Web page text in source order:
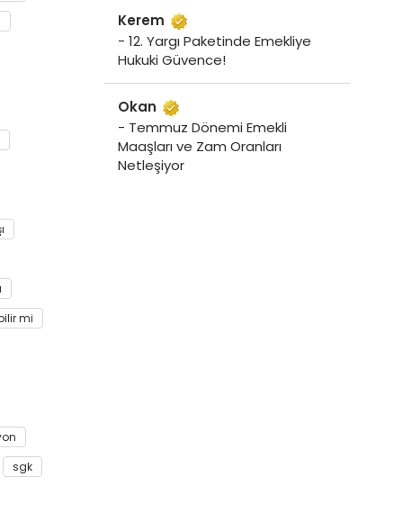
mi
sgk
Kerem
- 12. Yargı Paketinde Emekliye
Hukuki Güvence!
Okan
- Temmuz Dönemi Emekli
Maaşları ve Zam Oranları
Netleşiyor